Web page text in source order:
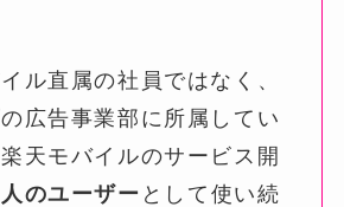
ル直属の社員ではなく、
広告事業部に所属してい
天モバイルのサービス開
のユーザー として使い続